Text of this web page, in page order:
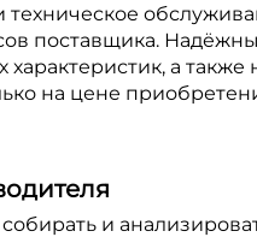
поставщика.
а также
на цене
и